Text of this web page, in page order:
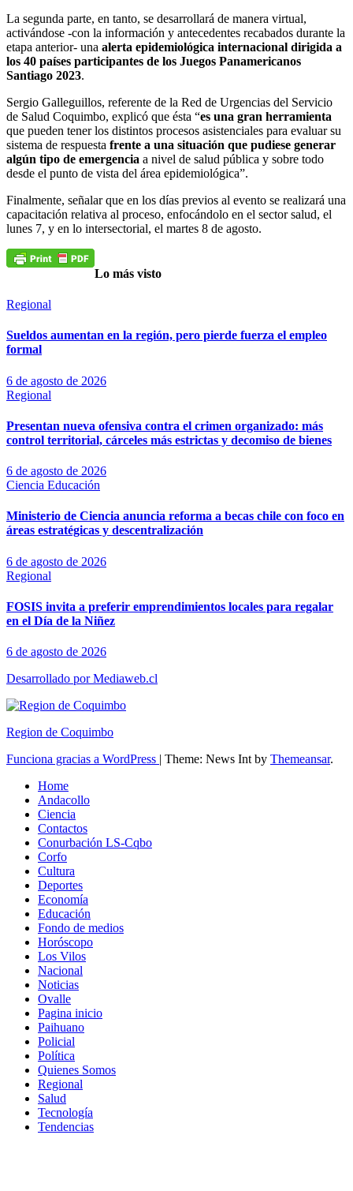
La segunda parte, en tanto, se desarrollará de manera virtual,
activándose -con la información y antecedentes recabados durante la
etapa anterior- una alerta epidemiológica internacional dirigida a
los 40 países participantes de los Juegos Panamericanos
Santiago 2023.
Sergio Galleguillos, referente de la Red de Urgencias del Servicio
de Salud Coquimbo, explicó que ésta “es una gran herramienta
que pueden tener los distintos procesos asistenciales para evaluar su
sistema de respuesta frente a una situación que pudiese generar
algún tipo de emergencia a nivel de salud pública y sobre todo
desde el punto de vista del área epidemiológica”.
Finalmente, señalar que en los días previos al evento se realizará una
capacitación relativa al proceso, enfocándolo en el sector salud, el
lunes 7, y en lo intersectorial, el martes 8 de agosto.
Lo más visto
Regional
Sueldos aumentan en la región, pero pierde fuerza el empleo
formal
6 de agosto de 2026
Regional
Presentan nueva ofensiva contra el crimen organizado: más
control territorial, cárceles más estrictas y decomiso de bienes
6 de agosto de 2026
Ciencia Educación
Ministerio de Ciencia anuncia reforma a becas chile con foco en
áreas estratégicas y descentralización
6 de agosto de 2026
Regional
FOSIS invita a preferir emprendimientos locales para regalar
en el Día de la Niñez
6 de agosto de 2026
Desarrollado por Mediaweb.cl
Region de Coquimbo
Funciona gracias a WordPress | Theme: News Int by Themeansar.
Home
Andacollo
Ciencia
Contactos
Conurbación LS-Cqbo
Corfo
Cultura
Deportes
Economía
Educación
Fondo de medios
Horóscopo
Los Vilos
Nacional
Noticias
Ovalle
Pagina inicio
Paihuano
Policial
Política
Quienes Somos
Regional
Salud
Tecnología
Tendencias